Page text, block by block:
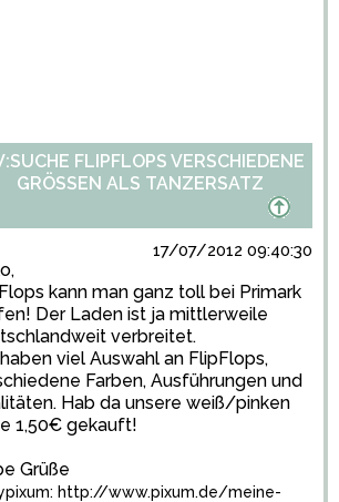
FLIPFLOPS VERSCHIEDENE
GRÖSSEN ALS TANZERSATZ
17/07/2012 09:40:30
kann man ganz toll bei Primark
Der Laden ist ja mittlerweile
verbreitet.
viel Auswahl an FlipFlops,
Farben, Ausführungen und
Hab da unsere weiß/pinken
1,50€ gekauft!
Grüße
http://www.pixum.de/meine-